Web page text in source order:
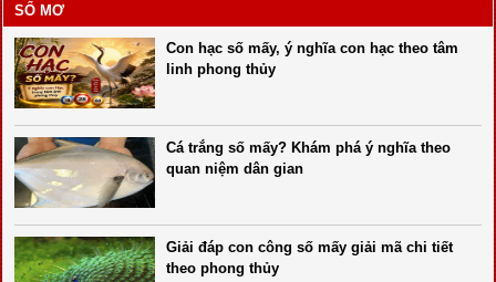
SỔ MƠ
Con hạc số mấy, ý nghĩa con hạc theo tâm
linh phong thủy
Cá trắng số mấy? Khám phá ý nghĩa theo
quan niệm dân gian
Giải đáp con công số mấy giải mã chi tiết
theo phong thủy